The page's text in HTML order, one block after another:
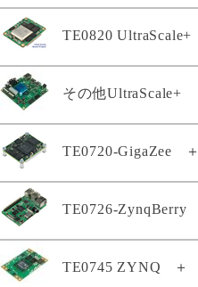
TEIB0006-03-A
TEBT0782-01A
TEBT0808-02
TEBT0865-01
TE0807-02-4BE21-A
TE0807-02-5AI21-A
TE0807-03-4AI21-A
TE0807-03-7DE21-AS
TE0807-03-7DI21-A
TE0807-03-7DI24-A
TE0808スタータキット
TE0808-04-06EG-1E3
TE0808-05-6BE21-A
TE0808-05-6BE81-E
TE0808-05-6BE81-EK
TE0808-05-6BE81-F
TE0808-05-9BE21-F
TE0808-05-9BE21-LZ
TE0808-05-9BE81-A
TE0820 UltraScale+
TE0820-05-2BE21MA
TE0820-04-2BE21ML
TE0820-05-2AE21MA
TE0820-05-2AE81MA
TE0820-05-2AI21MA
TE0820-05-2AI81MA
TE0820-05-2BE81MA
その他UltraScale+
TE0802-02-1BEV2-A
TE0802-02-2AEV2-A
TE0812-02-EIVEFM2
TE0812-02-EM2
TE0813-01-4DE11-AZ
TE0720-GigaZee ＋
TE0720-04-62I33MA
GigaZee TRENZ-LSHM150
GigaZee TRENZ-LSHM130
TE0726-ZynqBerry
TE0726-03-11C64-A
TE0745 ZYNQ ＋